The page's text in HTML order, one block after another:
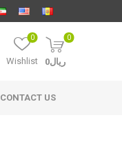
Wishlist
0 0
ریال0
CONTACT US